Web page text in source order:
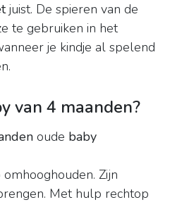
juist. De spieren van de
te gebruiken in het
je kindje al spelend
van 4 maanden?
oude baby
Zijn
Met hulp rechtop